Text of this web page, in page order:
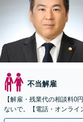
不当解雇
【解雇・残業代の相談料0
ないで。【電話・オンライ